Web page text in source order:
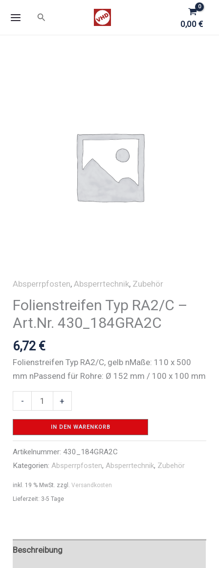
Inhalt
Suchen
0,00€
Absperrpfosten,Absperrtechnik, Zubehör
Folienstreifen Typ RA2/C –
Art.Nr. 430_184GRA2C
6,72 €
Folienstreifen Typ RA2/C, gelb nMaße: 110 x 500
mm nPassend für Rohre: Ø 152 mm / 100 x 100 mm
-
Folienstreifen
Typ
-
Art.Nr.
430_184GRA2C
+
IN DEN WARENKORB
Artikelnummer:430_184GRA2C
Kategorien:Absperrpfosten,Absperrtechnik, Zubehör
inkl. 19 % MwSt. zzgl.Versandkosten
Lieferzeit: 3-5 Tage
Beschreibung